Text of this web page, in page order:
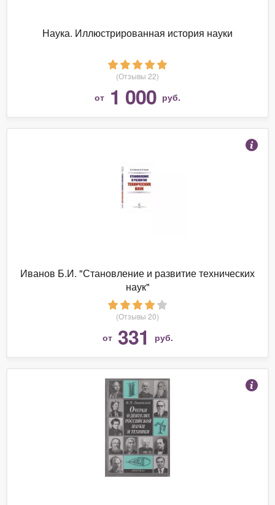
Наука. Иллюстрированная история науки
(Отзывы 22)
от 1 000 руб.
Иванов Б.И. "Становление и развитие технических
наук"
(Отзывы 20)
от 331 руб.